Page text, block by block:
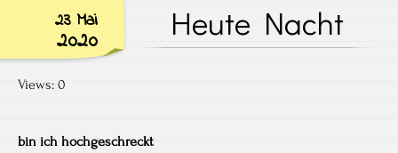
23 Mai
2020 Heute Nacht
Views: 0
bin ich hochgeschreckt